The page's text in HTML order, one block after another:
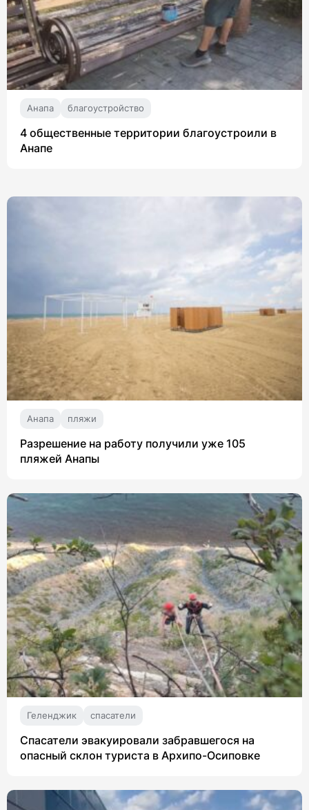
Анапа благоустройство
4 общественные территории благоустроили в
Анапе
Анапа пляжи
Разрешение на работу получили уже 105
пляжей Анапы
Геленджик спасатели
Спасатели эвакуировали забравшегося на
опасный склон туриста в Архипо-Осиповке